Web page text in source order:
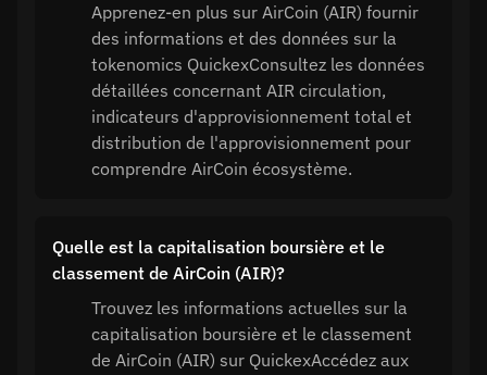
Apprenez-en plus sur AirCoin (AIR) fournir
des informations et des données sur la
tokenomics QuickexConsultez les données
détaillées concernant AIR circulation,
indicateurs d'approvisionnement total et
distribution de l'approvisionnement pour
comprendre AirCoin écosystème.
Quelle est la capitalisation boursière et le
classement de AirCoin (AIR)?
Trouvez les informations actuelles sur la
capitalisation boursière et le classement
de AirCoin (AIR) sur QuickexAccédez aux